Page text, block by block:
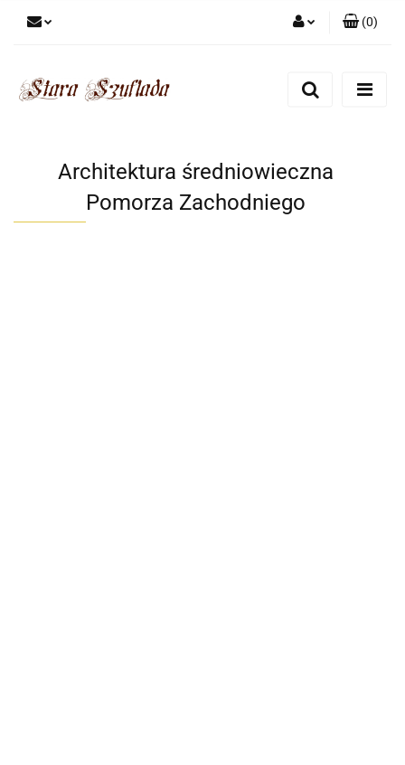
Zarejestruj się
(0)
Architektura średniowieczna
Pomorza Zachodniego